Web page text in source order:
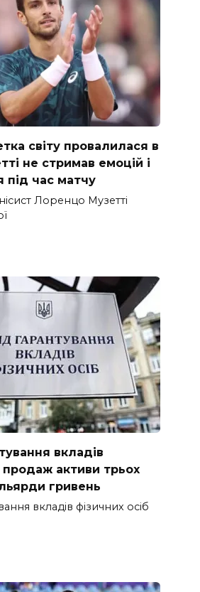
світу провалилася в
не стримав емоцій і
під час матчу
Лоренцо Музетті
вкладів
продаж активи трьох
гривень
вкладів фізичних осіб